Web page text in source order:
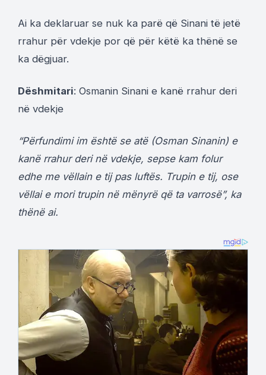
Ai ka deklaruar se nuk ka parë që Sinani të jetë
rrahur për vdekje por që për këtë ka thënë se
ka dëgjuar.
Dëshmitari: Osmanin Sinani e kanë rrahur deri
në vdekje
“Përfundimi im është se atë (Osman Sinanin) e
kanë rrahur deri në vdekje, sepse kam folur
edhe me vëllain e tij pas luftës. Trupin e tij, ose
vëllai e mori trupin në mënyrë që ta varrosë”, ka
thënë ai.